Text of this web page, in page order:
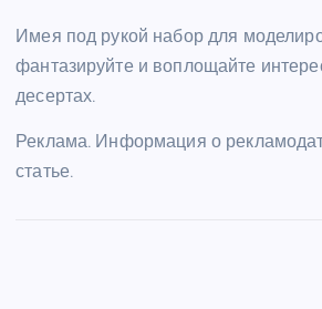
Имея под рукой набор для
фантазируйте и воплощайте
десертах.
Реклама. Информация о
статье.